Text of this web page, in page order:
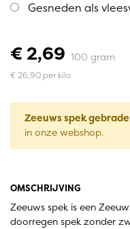
OMSCHRIJVING
Zeeuws spek is een
doorregen spek zonder
Gesneden als
€ 2,69 100 gram
€ 26,90 per kilo
Zeeuws spek
in onze webshop.